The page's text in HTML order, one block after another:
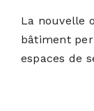
La nouvelle
bâtiment
espaces de